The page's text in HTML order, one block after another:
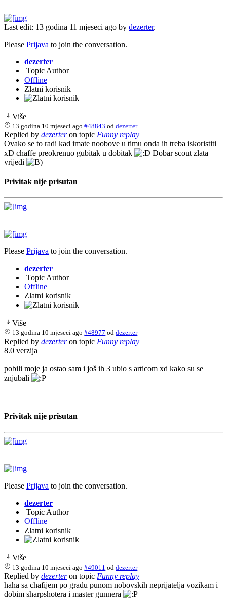
Last edit: 13 godina 11 mjeseci ago by dezerter.
Please Prijava to join the conversation.
dezerter
Topic Author
Offline
Zlatni korisnik
Više
13 godina 10 mjeseci ago #48843 oddezerter
Replied by dezerteron topic Funny replay
Ovako se to radi kad imate noobove u timu onda ih treba iskoristiti
xD chaffe preokrenuo gubitak u dobitak
Dobar scout zlata
vrijedi
Privitak nije prisutan
Please Prijava to join the conversation.
dezerter
Topic Author
Offline
Zlatni korisnik
Više
13 godina 10 mjeseci ago #48977 oddezerter
Replied by dezerteron topic Funny replay
8.0 verzija
pobili moje ja ostao sam i još ih 3 ubio s articom xd kako su se
znjubali
Privitak nije prisutan
Please Prijava to join the conversation.
dezerter
Topic Author
Offline
Zlatni korisnik
Više
13 godina 10 mjeseci ago #49011 oddezerter
Replied by dezerteron topic Funny replay
haha sa chafijem po gradu punom nobovskih neprijatelja vozikam i
dobim sharpshotera i master gunnera